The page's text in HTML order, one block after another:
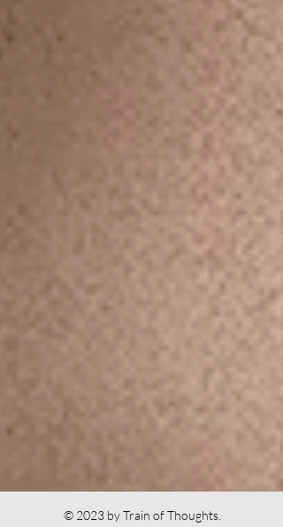
© 2023 by Train of Thoughts.